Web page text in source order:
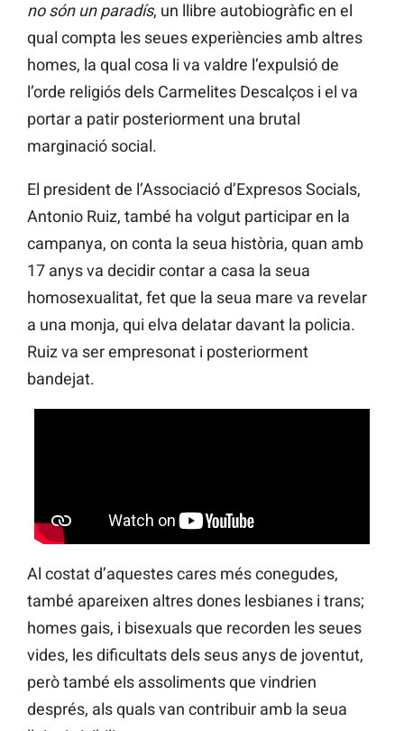
no són un paradís, un llibre autobiogràfic en el
qual compta les seues experiències amb altres
homes, la qual cosa li va valdre l’expulsió de
l’orde religiós dels Carmelites Descalços i el va
portar a patir posteriorment una brutal
marginació social.
El president de l’Associació d’Expresos Socials,
Antonio Ruiz, també ha volgut participar en la
campanya, on conta la seua història, quan amb
17 anys va decidir contar a casa la seua
homosexualitat, fet que la seua mare va revelar
a una monja, qui elva delatar davant la policia.
Ruiz va ser empresonat i posteriorment
bandejat.
Al costat d’aquestes cares més conegudes,
també apareixen altres dones lesbianes i trans;
homes gais, i bisexuals que recorden les seues
vides, les dificultats dels seus anys de joventut,
però també els assoliments que vindrien
després, als quals van contribuir amb la seua